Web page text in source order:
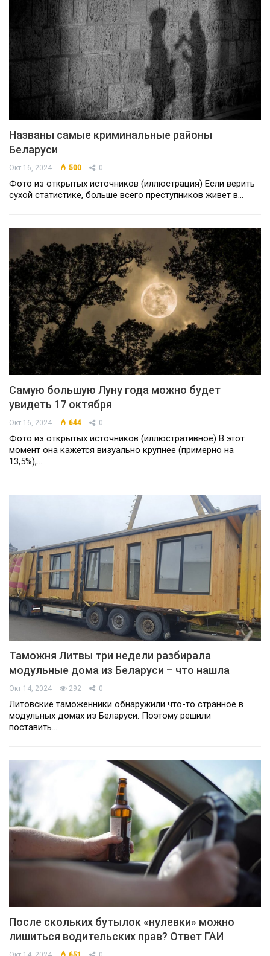
Названы самые криминальные районы
Беларуси
Окт 16, 2024 500 0
Фото из открытых источников (иллюстрация) Если верить
сухой статистике, больше всего преступников живет в…
Самую большую Луну года можно будет
увидеть 17 октября
Окт 16, 2024 644 0
Фото из открытых источников (иллюстративное) В этот
момент она кажется визуально крупнее (примерно на
13,5%),…
Таможня Литвы три недели разбирала
модульные дома из Беларуси – что нашла
Окт 14, 2024 292 0
Литовские таможенники обнаружили что-то странное в
модульных домах из Беларуси. Поэтому решили
поставить…
После скольких бутылок «нулевки» можно
лишиться водительских прав? Ответ ГАИ